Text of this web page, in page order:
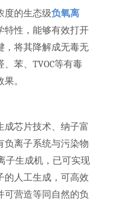
度的生态级负氧离
特性，能够有效打开
，将其降解成无毒无
苯、TVOC等有毒
。
成芯片技术、纳子富
负离子系统与污染物
子生成机，已可实现
的人工生成，可高效
可营造等同自然的负